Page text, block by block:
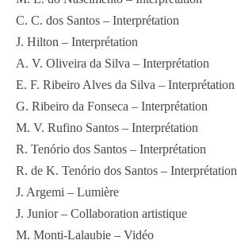
C. C. dos Santos – Interprétation
J. Hilton – Interprétation
A. V. Oliveira da Silva – Interprétation
E. F. Ribeiro Alves da Silva – Interprétation
G. Ribeiro da Fonseca – Interprétation
M. V. Rufino Santos – Interprétation
R. Tenório dos Santos – Interprétation
R. de K. Tenório dos Santos – Interprétation
J. Argemi – Lumière
J. Junior – Collaboration artistique
M. Monti-Lalaubie – Vidéo